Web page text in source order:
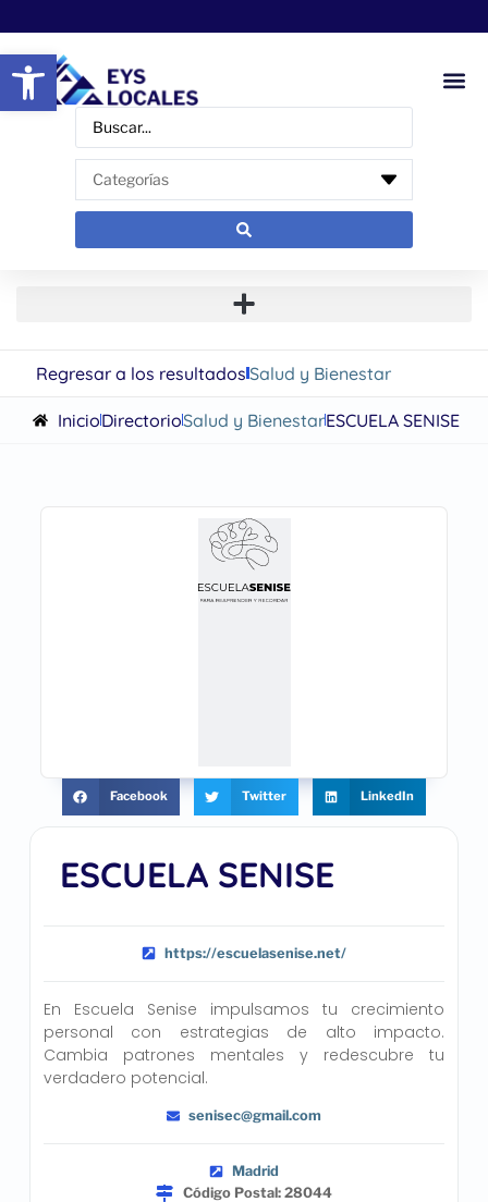
Abrir barra de herramientas
Regresar a los resultadosSalud y Bienestar
InicioDirectorioSalud y BienestarESCUELA SENISE
ESCUELA SENISE
https://escuelasenise.net/
En Escuela Senise impulsamos tu crecimiento
personal con estrategias de alto impacto.
Cambia patrones mentales y redescubre tu
verdadero potencial.
senisec@gmail.com
Madrid
Código Postal: 28044
Facebook Twitter LinkedIn